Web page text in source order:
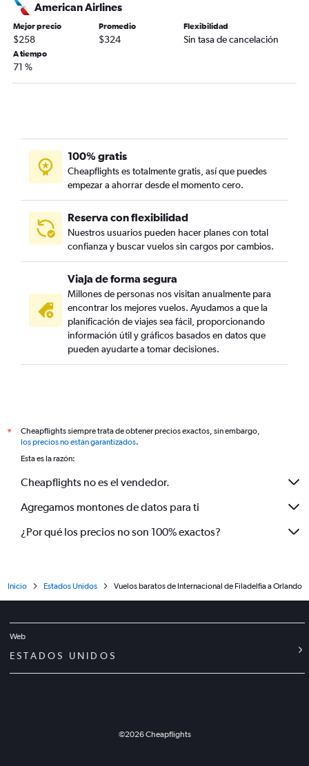
American Airlines
Mejor precio
$258
Promedio
$324
Flexibilidad
Sin tasa de cancelación
A tiempo
71 %
100% gratis
Cheapflights es totalmente gratis, así que puedes
empezar a ahorrar desde el momento cero.
Reserva con flexibilidad
Nuestros usuarios pueden hacer planes con total
confianza y buscar vuelos sin cargos por cambios.
Viaja de forma segura
Millones de personas nos visitan anualmente para
encontrar los mejores vuelos. Ayudamos a que la
planificación de viajes sea fácil, proporcionando
información útil y gráficos basados en datos que
pueden ayudarte a tomar decisiones.
*
Cheapflights siempre trata de obtener precios exactos, sin embargo,
los precios no están garantizados.
Esta es la razón:
Cheapflights no es el vendedor.
Agregamos montones de datos para ti
¿Por qué los precios no son 100% exactos?
Inicio Estados Unidos Vuelos baratos de Internacional de Filadelfia a Orlando
Web
ESTADOS UNIDOS
©2026Cheapflights